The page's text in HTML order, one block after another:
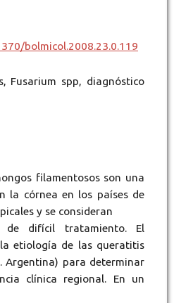
bolmicol.2008.23.0.119
Fusarium spp, diagnóstico
filamentosos son una
la córnea en los países de
y se consideran
de difícil tratamiento. El
etiología de las queratitis
Argentina) para determinar
clínica regional. En un